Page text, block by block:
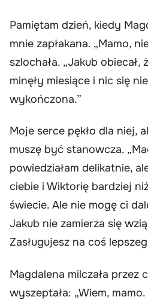
Pamiętam dzień, kiedy
mnie zapłakana. „Mamo,
szlochała. „Jakub obiecał,
minęły miesiące i nic się
wykończona.”
Moje serce pękło dla niej,
muszę być stanowcza.
powiedziałam delikatnie,
ciebie i Wiktorię bardziej
świecie. Ale nie mogę ci
Jakub nie zamierza się
Zasługujesz na coś
Magdalena milczała przez
wyszeptała: „Wiem,